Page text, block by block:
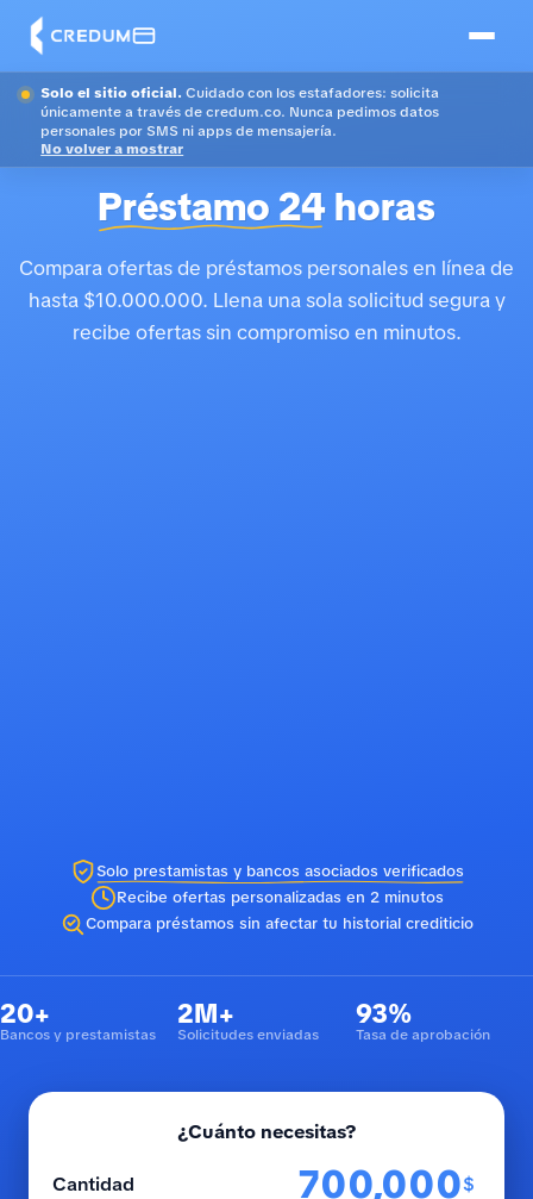
Solo el sitio oficial. Cuidado con los estafadores: solicita
únicamente a través de credum.co. Nunca pedimos datos
personales por SMS ni apps de mensajería.
No volver a mostrar
Préstamo 24horas
Compara ofertas de préstamos personales en línea de
hasta $10.000.000. Llena una sola solicitud segura y
recibe ofertas sin compromiso en minutos.
Solo prestamistas y bancos asociados verificados
Recibe ofertas personalizadas en 2 minutos
Compara préstamos sin afectar tu historial crediticio
20+
Bancos y prestamistas
2M+
Solicitudes enviadas
93%
Tasa de aprobación
¿Cuánto necesitas?
Cantidad $